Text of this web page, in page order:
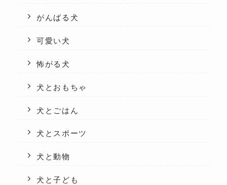
がんばる犬
可愛い犬
怖がる犬
犬とおもちゃ
犬とごはん
犬とスポーツ
犬と動物
犬と子ども